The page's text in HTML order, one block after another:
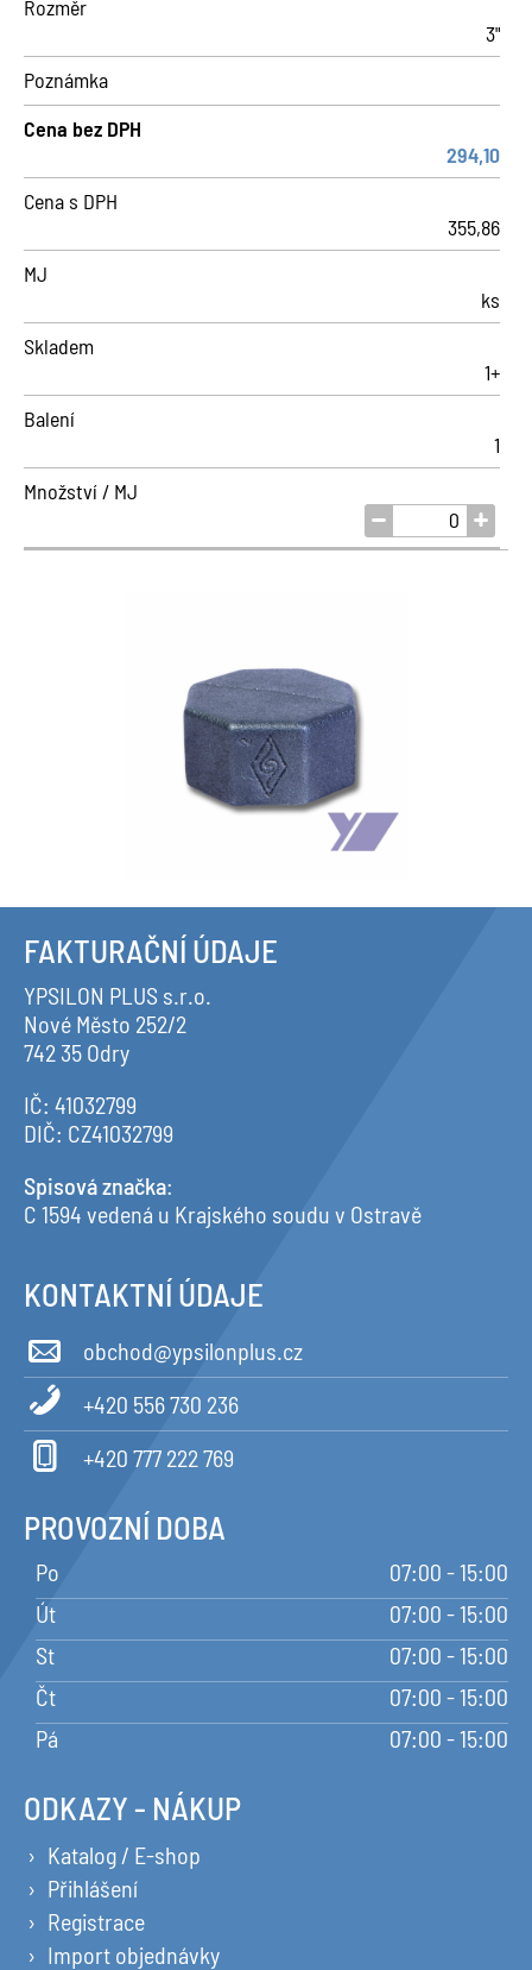
Rozměr
3"
Poznámka
Cena bez DPH
294,10
Cena s DPH
355,86
MJ
ks
Skladem
1+
Balení
1
Množství / MJ
FAKTURAČNÍ ÚDAJE
YPSILON PLUS s.r.o.
Nové Město 252/2
742 35 Odry
IČ: 41032799
DIČ: CZ41032799
Spisová značka:
C 1594 vedená u Krajského soudu v Ostravě
KONTAKTNÍ ÚDAJE
obchod@ypsilonplus.cz
+420 556 730 236
+420 777 222 769
PROVOZNÍ DOBA
Po
07:00 - 15:00
Út
07:00 - 15:00
St
07:00 - 15:00
Čt
07:00 - 15:00
Pá
07:00 - 15:00
ODKAZY - NÁKUP
Katalog / E-shop
Přihlášení
Registrace
Import objednávky